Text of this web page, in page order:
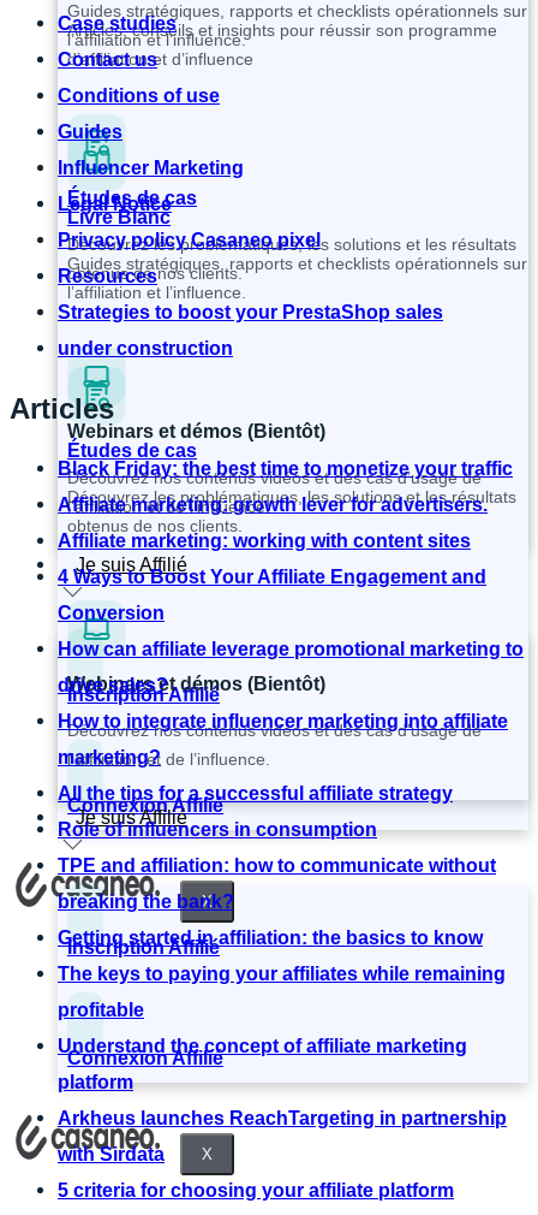
Guides stratégiques, rapports et checklists opérationnels sur
l’affiliation et l’influence.
Études de cas
Découvrez les problématiques, les solutions et les résultats
obtenus de nos clients.
Webinars et démos (Bientôt)
Découvrez nos contenus vidéos et des cas d’usage de
l’affiliation et de l’influence.
Je suis Affilié
Inscription Affilié
Connexion Affilié
X
Articles, conseils et insights pour réussir son programme
d’affiliation et d’influence
Livre Blanc
Guides stratégiques, rapports et checklists opérationnels sur
l’affiliation et l’influence.
Études de cas
Découvrez les problématiques, les solutions et les résultats
obtenus de nos clients.
Webinars et démos (Bientôt)
Découvrez nos contenus vidéos et des cas d’usage de
l’affiliation et de l’influence.
Je suis Affilié
Inscription Affilié
Connexion Affilié
X
Case studies
Contact us
Conditions of use
Guides
Influencer Marketing
Legal Notice
Privacy policy Casaneo pixel
Resources
Strategies to boost your PrestaShop sales
under construction
Articles
Black Friday: the best time to monetize your traffic
Affiliate marketing: growth lever for advertisers.
Affiliate marketing: working with content sites
4 Ways to Boost Your Affiliate Engagement and
Conversion
How can affiliate leverage promotional marketing to
drive sales?
How to integrate influencer marketing into affiliate
marketing?
All the tips for a successful affiliate strategy
Role of influencers in consumption
TPE and affiliation: how to communicate without
breaking the bank?
Getting started in affiliation: the basics to know
The keys to paying your affiliates while remaining
profitable
Understand the concept of affiliate marketing
platform
Arkheus launches ReachTargeting in partnership
with Sirdata
5 criteria for choosing your affiliate platform